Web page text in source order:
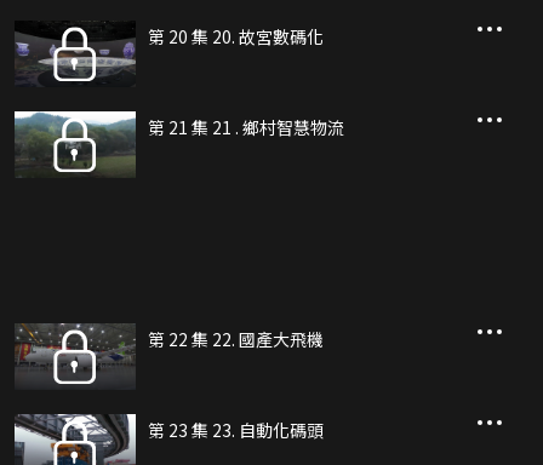
第 20 集 20. 故宮數碼化
第 21 集 21 . 鄉村智慧物流
第 22 集 22. 國產大飛機
第 23 集 23. 自動化碼頭